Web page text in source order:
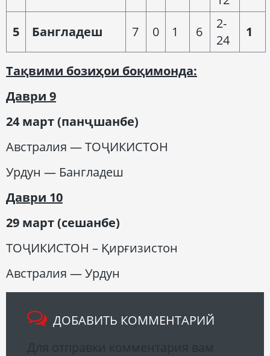
5 Бангладеш 7 0 1 6
2-
24
1
Тақвими бозиҳои боқимонда:
Даври 9
24 март (панҷшанбе)
Австралия — ТОҶИКИСТОН
Урдун — Бангладеш
Даври 10
29 март (сешанбе)
ТОҶИКИСТОН – Қирғизистон
Австралия — Урдун
ДОБАВИТЬ КОММЕНТАРИЙ